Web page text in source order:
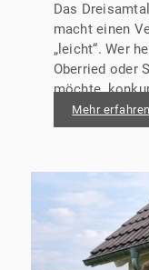
Das
macht einen
„leicht“. Wer
Oberried oder
möchte,
Käufer
Finanzierung,
Eine klare
dass
verstehen –
können.
Mehr erfahren